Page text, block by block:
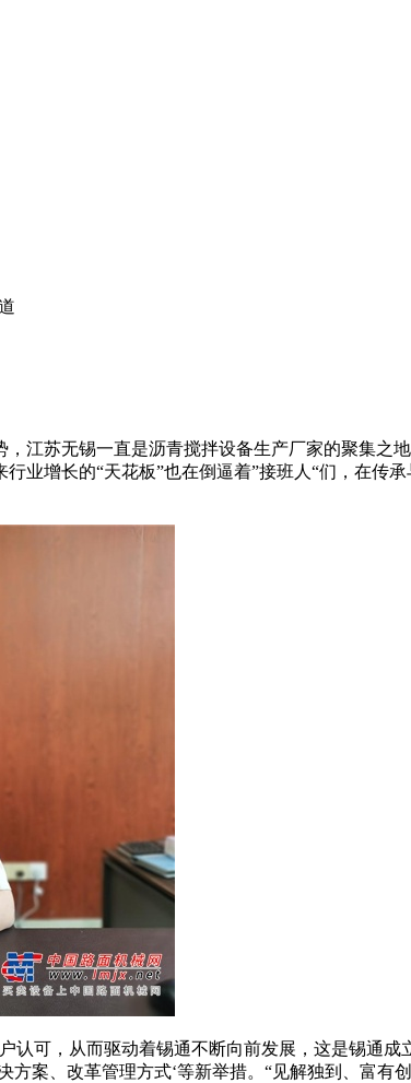
苏无锡一直是沥青搅拌设备生产厂家的聚集之
业增长的“天花板”也在倒逼着”接班人“们，在传
，从而驱动着锡通不断向前发展，这是锡通成
案、改革管理方式‘等新举措。“见解独到、富